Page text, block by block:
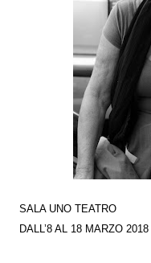
SALA UNO TEATRO
DALL’8 AL 18 MARZO 2018